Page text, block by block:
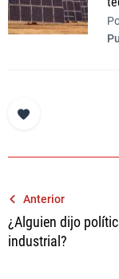
Navegación
de
entradas
Anterior
¿Alguien dijo
industrial?